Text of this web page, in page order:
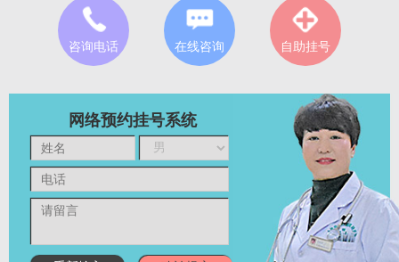
咨询电话 在线咨询 自助挂号
网络预约挂号系统